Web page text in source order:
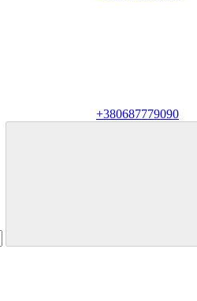
+380687779090